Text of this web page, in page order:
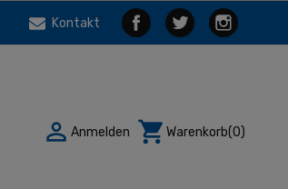
Kontakt
 Anmelden shopping_cart Warenkorb(0)